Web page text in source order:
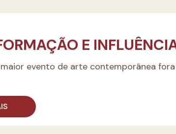
E
evento de arte contemporânea